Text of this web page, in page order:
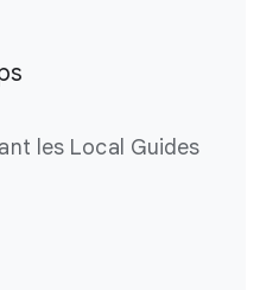
les Local Guides